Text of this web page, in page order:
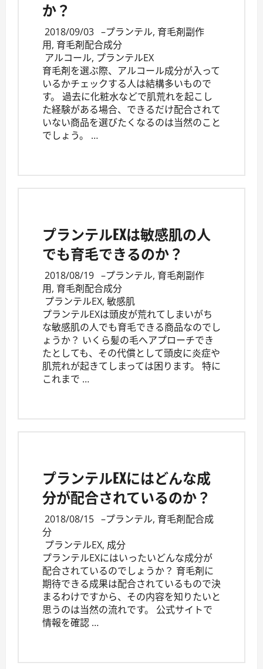
か？
2018/09/03 –プランテル, 育毛剤副作
用, 育毛剤配合成分
アルコール, プランテルEX
育毛剤を選ぶ際、アルコール成分が入って
いるかチェックする人は結構多いもので
す。 過去に化粧水などで肌荒れを起こし
た経験がある場合、できるだけ配合されて
いない商品を選びたくなるのは当然のこと
でしょう。 …
プランテルEXは敏感肌の人
でも育毛できるのか？
2018/08/19 –プランテル, 育毛剤副作
用, 育毛剤配合成分
プランテルEX, 敏感肌
プランテルEXは頭皮が荒れてしまいがち
な敏感肌の人でも育毛できる商品なのでし
ょうか？ いくら髪の毛へアプローチでき
たとしても、その代償として頭皮に炎症や
肌荒れが起きてしまっては困ります。 特に
これまで …
プランテルEXにはどんな成
分が配合されているのか？
2018/08/15 –プランテル, 育毛剤配合成
分
プランテルEX, 成分
プランテルEXにはいったいどんな成分が
配合されているのでしょうか？ 育毛剤に
期待できる成果は配合されているもので決
まるわけですから、その内容を知りたいと
思うのは当然の流れです。 公式サイトで
情報を確認 …